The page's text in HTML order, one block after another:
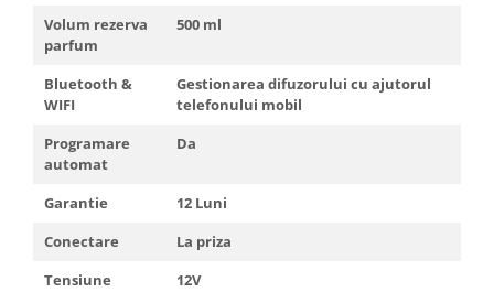
Volum rezerva
parfum
500 ml
Bluetooth &
WIFI
Gestionarea difuzorului cu ajutorul
telefonului mobil
Programare
automat
Da
Garantie
12 Luni
Conectare
La priza
Tensiune
12V